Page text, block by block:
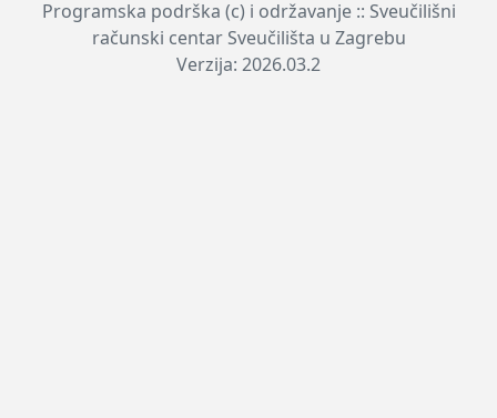
Programska podrška (c) i održavanje :: Sveučilišni
računski centar Sveučilišta u Zagrebu
Verzija: 2026.03.2